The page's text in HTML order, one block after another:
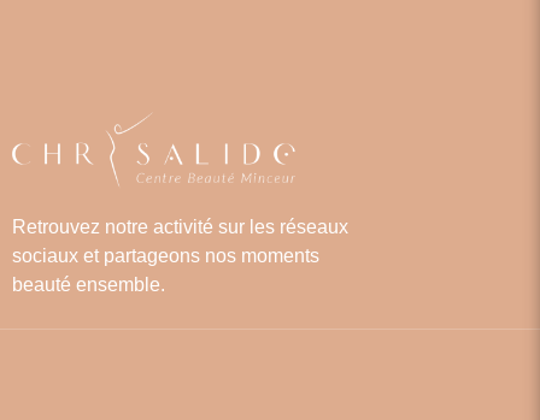
Retrouvez notre activité sur les réseaux
sociaux et partageons nos moments
beauté ensemble.